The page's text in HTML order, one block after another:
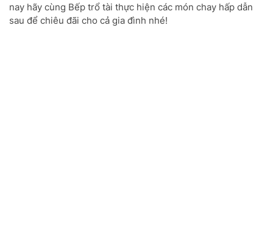
nay hãy cùng Bếp trổ tài thực hiện các món chay hấp dẫn
sau để chiêu đãi cho cả gia đình nhé!